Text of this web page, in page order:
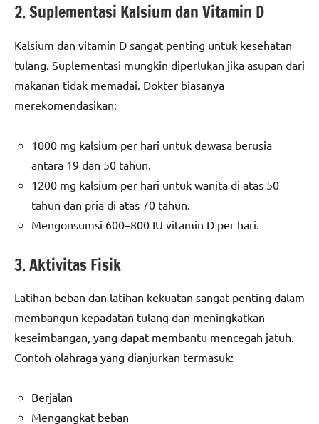
2. Suplementasi Kalsium dan Vitamin D
Kalsium dan vitamin D sangat penting untuk kesehatan
tulang. Suplementasi mungkin diperlukan jika asupan dari
makanan tidak memadai. Dokter biasanya
merekomendasikan:
1000 mg kalsium per hari untuk dewasa berusia
antara 19 dan 50 tahun.
1200 mg kalsium per hari untuk wanita di atas 50
tahun dan pria di atas 70 tahun.
Mengonsumsi 600–800 IU vitamin D per hari.
3. Aktivitas Fisik
Latihan beban dan latihan kekuatan sangat penting dalam
membangun kepadatan tulang dan meningkatkan
keseimbangan, yang dapat membantu mencegah jatuh.
Contoh olahraga yang dianjurkan termasuk:
Berjalan
Mengangkat beban